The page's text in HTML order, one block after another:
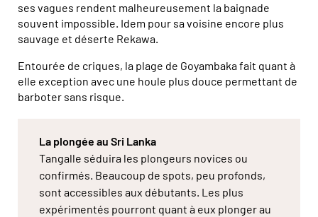
ses vagues rendent malheureusement la baignade
souvent impossible. Idem pour sa voisine encore plus
sauvage et déserte Rekawa.
Entourée de criques, la plage de Goyambaka fait quant à
elle exception avec une houle plus douce permettant de
barboter sans risque.
La plongée au Sri Lanka
Tangalle séduira les plongeurs novices ou
confirmés. Beaucoup de spots, peu profonds,
sont accessibles aux débutants. Les plus
expérimentés pourront quant à eux plonger au